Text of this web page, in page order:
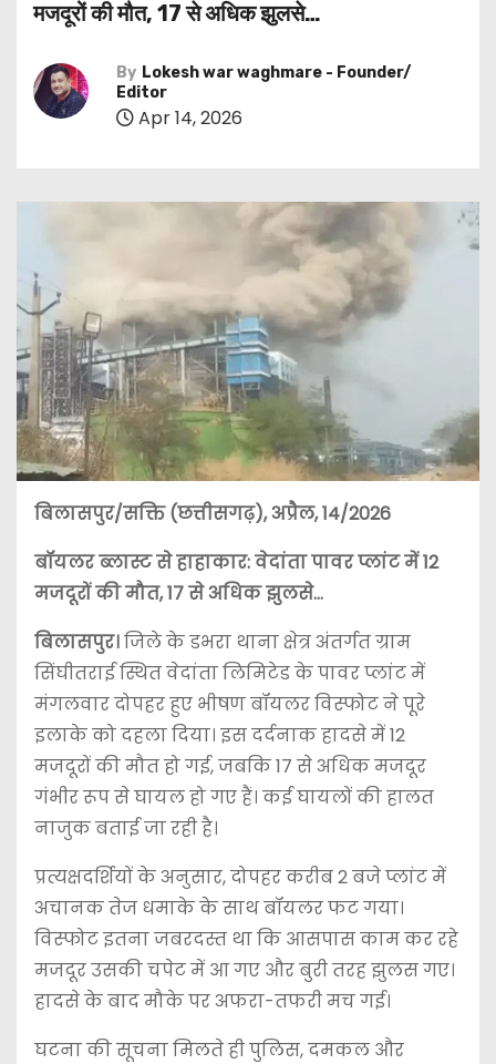
मजदूरों की मौत, 17 से अधिक झुलसे…
By Lokesh war waghmare - Founder/
Editor
Apr 14, 2026
बिलासपुर/सक्ति (छत्तीसगढ़), अप्रैल, 14/2026
बॉयलर ब्लास्ट से हाहाकार: वेदांता पावर प्लांट में 12
मजदूरों की मौत, 17 से अधिक झुलसे…
बिलासपुर।जिले के डभरा थाना क्षेत्र अंतर्गत ग्राम
सिंघीतराई स्थित वेदांता लिमिटेड के पावर प्लांट में
मंगलवार दोपहर हुए भीषण बॉयलर विस्फोट ने पूरे
इलाके को दहला दिया। इस दर्दनाक हादसे में 12
मजदूरों की मौत हो गई, जबकि 17 से अधिक मजदूर
गंभीर रूप से घायल हो गए हैं। कई घायलों की हालत
नाजुक बताई जा रही है।
प्रत्यक्षदर्शियों के अनुसार, दोपहर करीब 2 बजे प्लांट में
अचानक तेज धमाके के साथ बॉयलर फट गया।
विस्फोट इतना जबरदस्त था कि आसपास काम कर रहे
मजदूर उसकी चपेट में आ गए और बुरी तरह झुलस गए।
हादसे के बाद मौके पर अफरा-तफरी मच गई।
घटना की सूचना मिलते ही पुलिस, दमकल और